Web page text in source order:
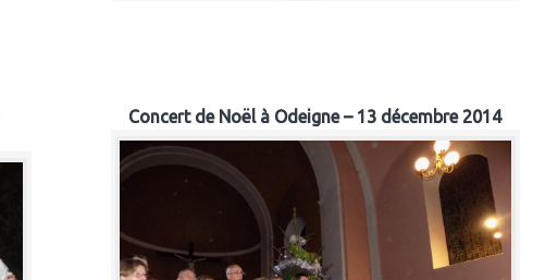
Concert de Noël à Odeigne – 13 décembre 2014